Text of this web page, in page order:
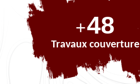
+70
Travaux couverture